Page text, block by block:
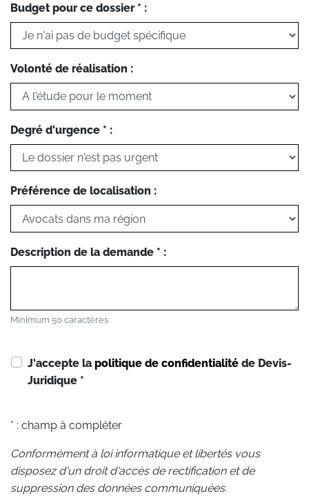
Budget pour ce dossier * :
Volonté de réalisation :
Degré d'urgence * :
Préférence de localisation :
Description de la demande * :
Minimum 50 caractères
J'accepte la politique de confidentialité de Devis-
Juridique *
* : champ à compléter
Conformément à loi informatique et libertés vous
disposez d'un droit d'accès de rectification et de
suppression des données communiquées.